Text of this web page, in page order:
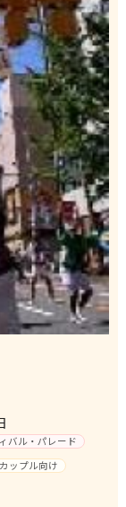
バル・パレード
カップル向け